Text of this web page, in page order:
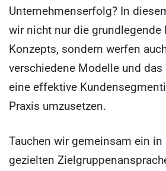
Unternehmenserfolg? In
wir nicht nur die grundlegende
Konzepts, sondern werfen
verschiedene Modelle und das
eine effektive
Praxis umzusetzen.
Tauchen wir gemeinsam ein in
gezielten